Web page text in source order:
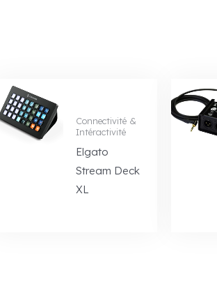
Connectivité &
Intéractivité
Elgato
Stream Deck
XL